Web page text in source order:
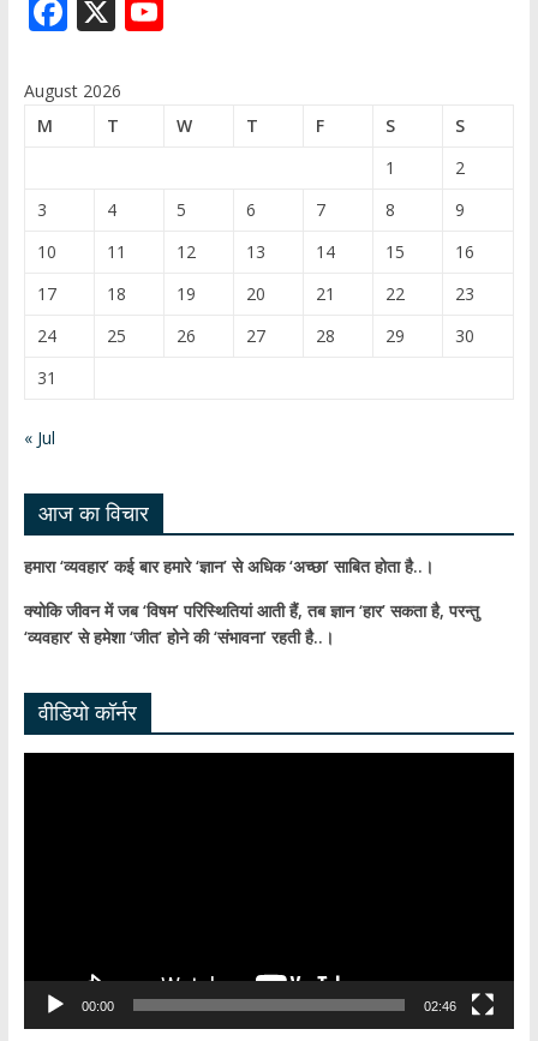
F
e
X Y
T
b
e
C
h
a
August 2026
M
T W T F S
S
1
2
3
4 5 6 7 8
9
10
11 12 13 14 15
16
17
18 19 20 21 22
23
24
25 26 27 28 29
30
31
« Jul
आज का विचार
हमारा ‘व्यवहार’ कई बार हमारे ‘ज्ञान’ से अधिक ‘अच्छा’ साबित होता है..।
क्योकि जीवन में जब ‘विषम’ परिस्थितियां आती हैं,तब ज्ञान ‘हार’ सकता है,परन्तु
‘व्यवहार’ से हमेशा ‘जीत’ होने की ‘संभावना’ रहती है..।
वीडियो कॉर्नर
00:00 02:46